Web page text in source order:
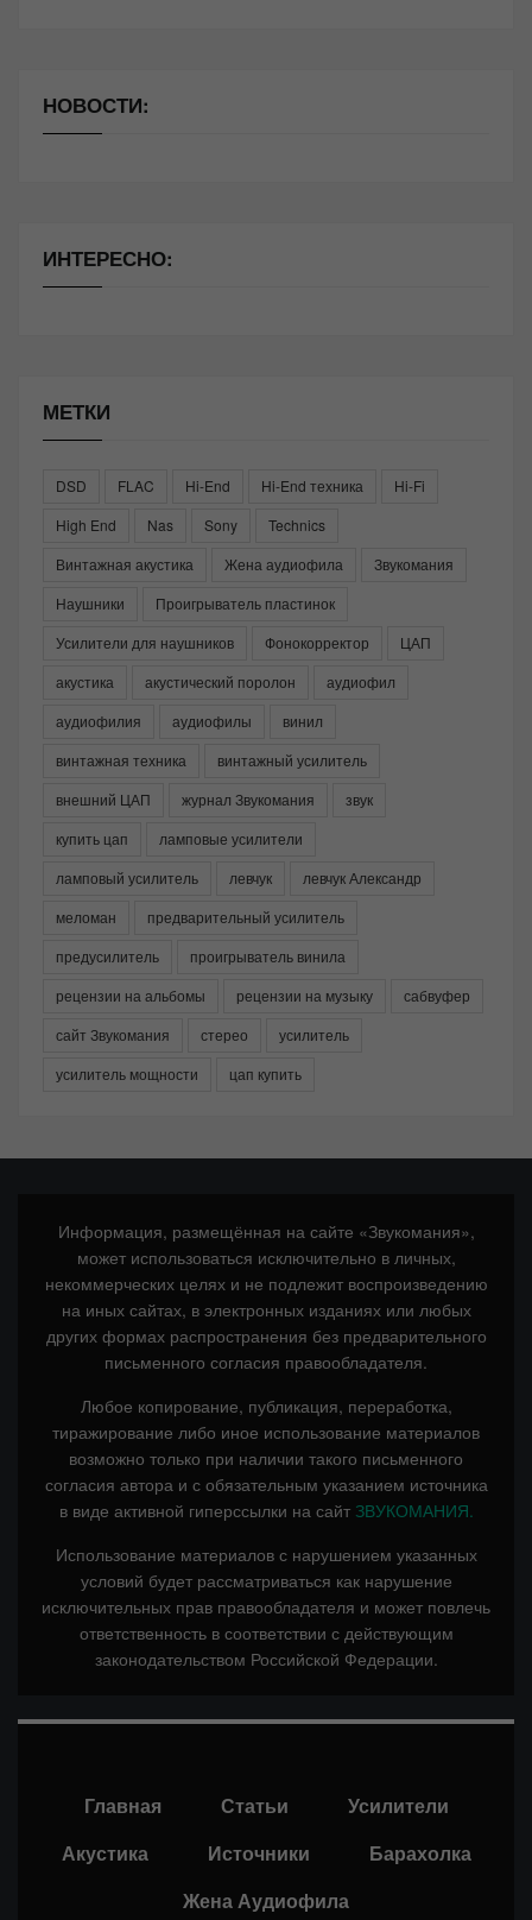
НОВОСТИ:
ИНТЕРЕСНО:
МЕТКИ
DSD FLAC Hi-End Hi-End техника
Hi-Fi
High End
Nas Sony
Technics
Винтажная акустика
Жена аудиофила
Звукомания
Наушники
Проигрыватель пластинок
Усилители для наушников
Фонокорректор
ЦАП
акустика
акустический поролон
аудиофил
аудиофилия
аудиофилы
винил
винтажная техника
винтажный усилитель
внешний ЦАП
журнал Звукомания
звук
купить цап
ламповые усилители
ламповый усилитель
левчук
левчук Александр
меломан
предварительный усилитель
предусилитель
проигрыватель винила
рецензии на альбомы
рецензии на музыку
сабвуфер
сайт Звукомания
стерео
усилитель
усилитель мощности
цап купить
Информация, размещённая на сайте «Звукомания»,
может использоваться исключительно в личных,
некоммерческих целях и не подлежит воспроизведению
на иных сайтах, в электронных изданиях или любых
других формах распространения без предварительного
письменного согласия правообладателя.
Любое копирование, публикация, переработка,
тиражирование либо иное использование материалов
возможно только при наличии такого письменного
согласия автора и с обязательным указанием источника
в виде активной гиперссылки на сайт ЗВУКОМАНИЯ.
Использование материалов с нарушением указанных
условий будет рассматриваться как нарушение
исключительных прав правообладателя и может повлечь
ответственность в соответствии с действующим
законодательством Российской Федерации.
Главная Статьи
Усилители
Акустика
Источники
Барахолка
Жена Аудиофила